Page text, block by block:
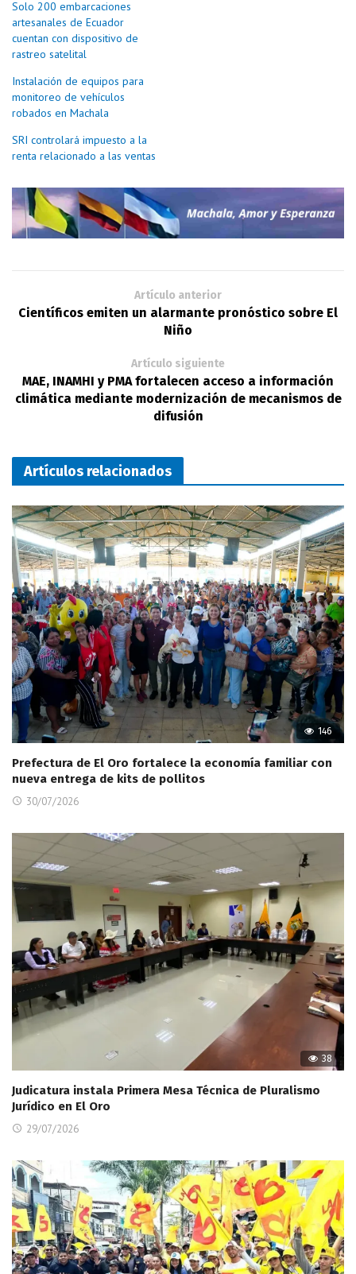
Solo 200 embarcaciones
artesanales de Ecuador
cuentan con dispositivo de
rastreo satelital
Instalación de equipos para
monitoreo de vehículos
robados en Machala
SRI controlará impuesto a la
renta relacionado a las ventas
Artículo anterior
Científicos emiten un alarmante pronóstico sobre El
Niño
Artículo siguiente
MAE, INAMHI y PMA fortalecen acceso a información
climática mediante modernización de mecanismos de
difusión
Artículos relacionados
146
Prefectura de El Oro fortalece la economía familiar con
nueva entrega de kits de pollitos
30/07/2026
38
Judicatura instala Primera Mesa Técnica de Pluralismo
Jurídico en El Oro
29/07/2026